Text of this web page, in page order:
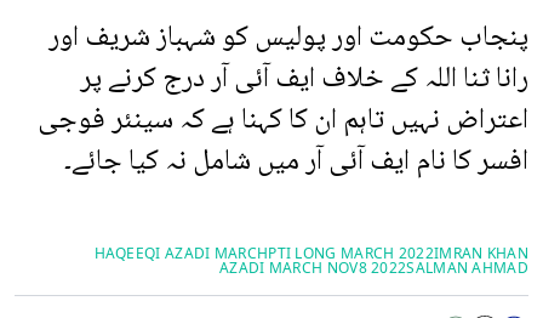
پنجاب حکومت اور پولیس کو شہباز شریف اور
رانا ثنا اللہ کے خلاف ایف آئی آر درج کرنے پر
اعتراض نہیں تاہم ان کا کہنا ہے کہ سینئر فوجی
افسر کا نام ایف آئی آر میں شامل نہ کیا جائے۔
IMRAN KHAN
PTI LONG MARCH 2022
HAQEEQI AZADI MARCH
SALMAN AHMAD
AZADI MARCH NOV8 2022